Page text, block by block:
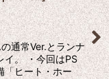
通常Ver.とランナ
。 ・今回はPS
「ヒート・ホー